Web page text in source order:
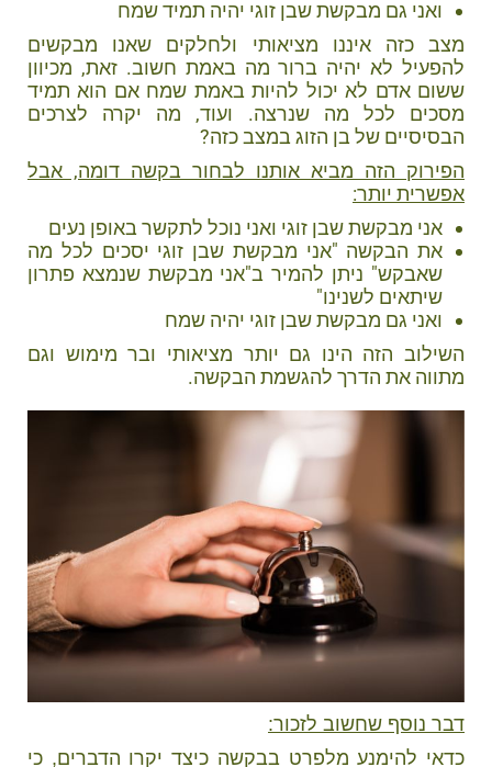
ואני גם מבקשת שבן זוגי יהיה תמיד שמח
מצב כזה איננו מציאותי ולחלקים שאנו מבקשים
להפעיל לא יהיה ברור מה באמת חשוב. זאת, מכיוון
ששום אדם לא יכול להיות באמת שמח אם הוא תמיד
מסכים לכל מה שנרצה. ועוד, מה יקרה לצרכים
הבסיסיים של בן הזוג במצב כזה?
הפירוק הזה מביא אותנו לבחור בקשה דומה, אבל
אפשרית יותר:
אני מבקשת שבן זוגי ואני נוכל לתקשר באופן נעים
את הבקשה "אני מבקשת שבן זוגי יסכים לכל מה
שאבקש" ניתן להמיר ב"אני מבקשת שנמצא פתרון
שיתאים לשנינו"
ואני גם מבקשת שבן זוגי יהיה שמח
השילוב הזה הינו גם יותר מציאותי ובר מימוש וגם
מתווה את הדרך להגשמת הבקשה.
דבר נוסף שחשוב לזכור:
כדאי להימנע מלפרט בבקשה כיצד יקרו הדברים, כי